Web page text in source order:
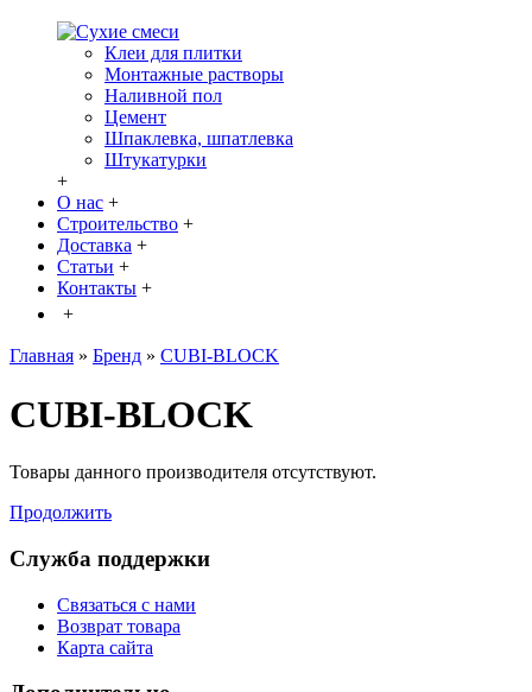
Клеи для плитки
Монтажные растворы
Наливной пол
Цемент
Шпаклевка, шпатлевка
Штукатурки
+
О нас +
Строительство +
Доставка +
Статьи +
Контакты +
+
Главная » Бренд » CUBI-BLOCK
CUBI-BLOCK
Товары данного производителя отсутствуют.
Продолжить
Служба поддержки
Связаться с нами
Возврат товара
Карта сайта